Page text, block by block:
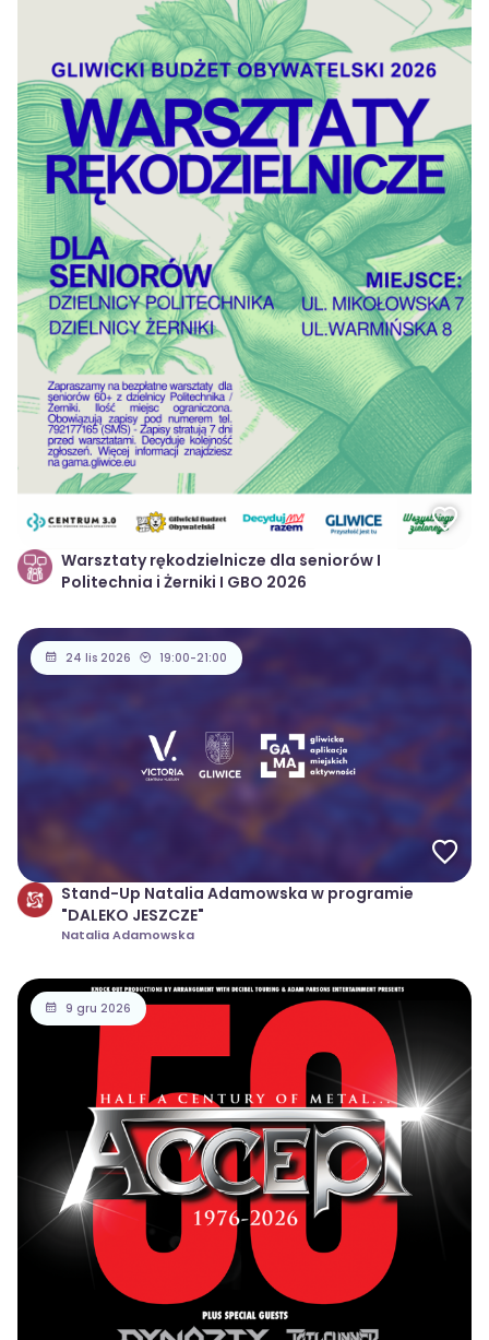
Warsztaty rękodzielnicze dla seniorów I
Politechnia i Żerniki I GBO 2026
24 lis 2026 19:00-21:00
Stand-Up Natalia Adamowska w programie
"DALEKO JESZCZE"
Natalia Adamowska
9 gru 2026